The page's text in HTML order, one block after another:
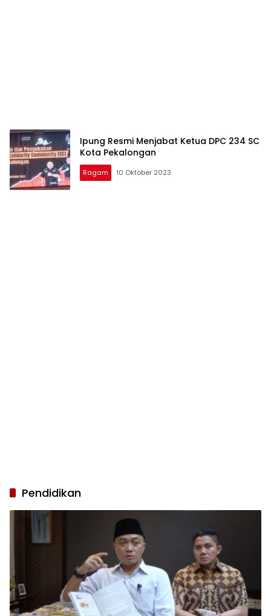
Ipung Resmi Menjabat Ketua DPC 234 SC
Kota Pekalongan
Ragam 10 Oktober 2023
Pendidikan